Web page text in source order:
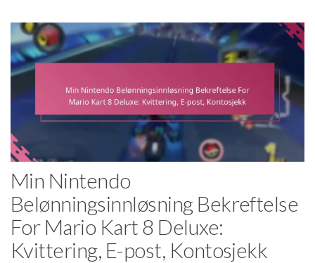
Min Nintendo
Belønningsinnløsning Bekreftelse
For Mario Kart 8 Deluxe:
Kvittering, E-post, Kontosjekk